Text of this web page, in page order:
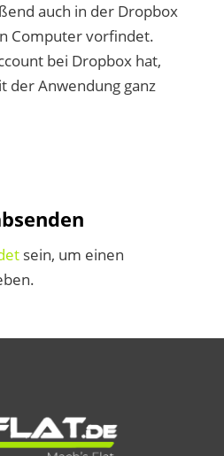
auch in der Dropbox
Computer vorfindet.
bei Dropbox hat,
der Anwendung ganz
sein, um einen